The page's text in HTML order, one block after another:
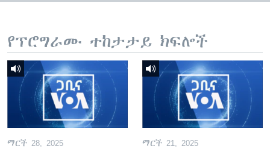
የፕሮግራሙ ተከታታይ ክፍሎች
ማርች 28, 2025 ማርች 21, 2025